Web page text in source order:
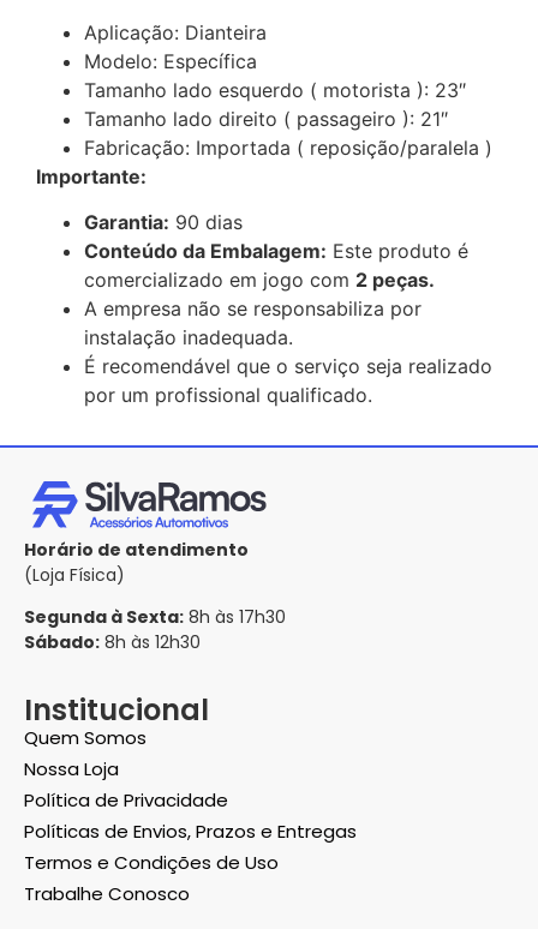
Aplicação: Dianteira
Modelo: Específica
Tamanho lado esquerdo ( motorista ): 23″
Tamanho lado direito ( passageiro ): 21″
Fabricação: Importada ( reposição/paralela )
Importante:
Garantia: 90 dias
Conteúdo da Embalagem: Este produto é
comercializado em jogo com 2 peças.
A empresa não se responsabiliza por
instalação inadequada.
É recomendável que o serviço seja realizado
por um profissional qualificado.
Horário de atendimento
(Loja Física)
Segunda à Sexta: 8h às 17h30
Sábado: 8h às 12h30
Institucional
Quem Somos
Nossa Loja
Política de Privacidade
Políticas de Envios, Prazos e Entregas
Termos e Condições de Uso
Trabalhe Conosco